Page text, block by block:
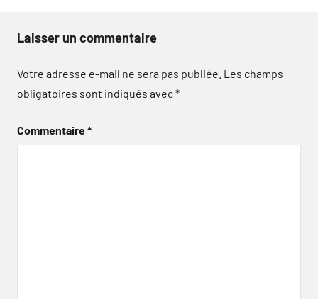
Laisser un commentaire
Votre adresse e-mail ne sera pas publiée. Les champs
obligatoires sont indiqués avec*
Commentaire*